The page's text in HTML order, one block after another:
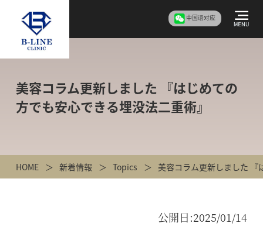
中国语对应
美容コラム更新しました 『はじめての
方でも安心できる埋没法二重術』
HOME 新着情報 Topics 美容コラム更新しました 『
公開日:2025/01/14